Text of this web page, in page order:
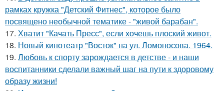
рамках кружка "Детский Фитнес", которое было
посвящено необычной тематике - "живой барабан".
17. Хватит "Качать Пресс", если хочешь плоский живот.
18. Новый кинотеатр "Восток" на ул. Ломоносова. 1964.
19. Любовь к спорту зарождается в детстве - и наши
воспитанники сделали важный шаг на пути к здоровому
образу жизни!